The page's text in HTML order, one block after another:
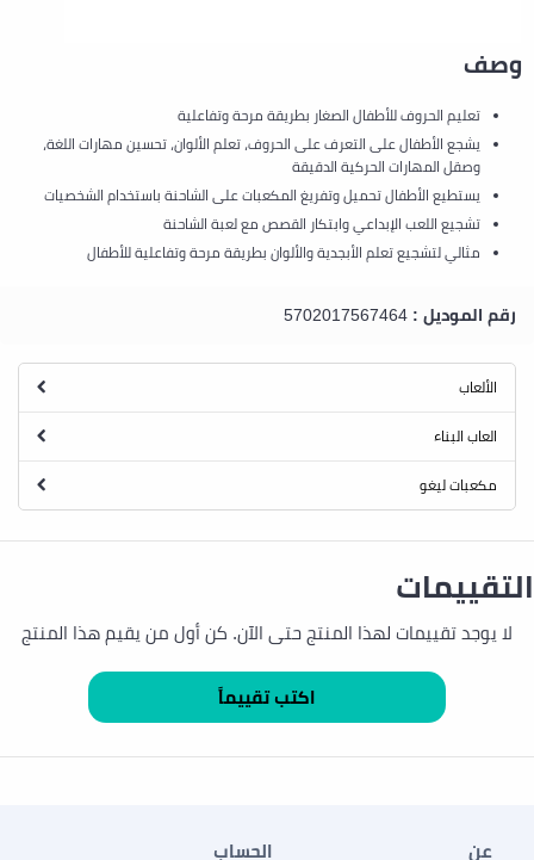
وصف
تعليم الحروف للأطفال الصغار بطريقة مرحة وتفاعلية
يشجع الأطفال على التعرف على الحروف، تعلم الألوان، تحسين مهارات اللغة،
وصقل المهارات الحركية الدقيقة
يستطيع الأطفال تحميل وتفريغ المكعبات على الشاحنة باستخدام الشخصيات
تشجيع اللعب الإبداعي وابتكار القصص مع لعبة الشاحنة
مثالي لتشجيع تعلم الأبجدية والألوان بطريقة مرحة وتفاعلية للأطفال
رقم الموديل : 5702017567464
الألعاب
العاب البناء
مكعبات ليغو
التقييمات
لا يوجد تقييمات لهذا المنتج حتى الآن. كن أول من يقيم هذا المنتج
عن الحساب